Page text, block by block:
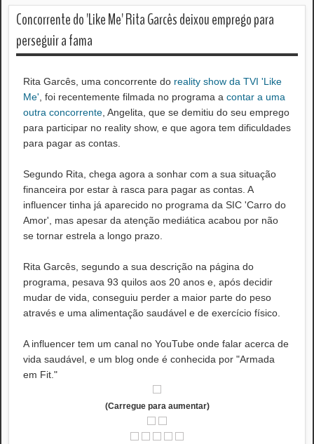
Concorrente do 'Like Me' Rita Garcês deixou emprego para
perseguir a fama
Rita Garcês, uma concorrente do reality show da TVI 'Like
Me' , foi recentemente filmada no programa a contar a uma
outra concorrente , Angelita, que se demitiu do seu emprego
para participar no reality show, e que agora tem dificuldades
para pagar as contas.
Segundo Rita, chega agora a sonhar com a sua situação
financeira por estar à rasca para pagar as contas. A
influencer tinha já aparecido no programa da SIC 'Carro do
Amor', mas apesar da atenção mediática acabou por não
se tornar estrela a longo prazo.
Rita Garcês, segundo a sua descrição na página do
programa, pesava 93 quilos aos 20 anos e, após decidir
mudar de vida, conseguiu perder a maior parte do peso
através e uma alimentação saudável e de exercício físico.
A influencer tem um canal no YouTube onde falar acerca de
vida saudável, e um blog onde é conhecida por "Armada
em Fit."
(Carregue para aumentar)